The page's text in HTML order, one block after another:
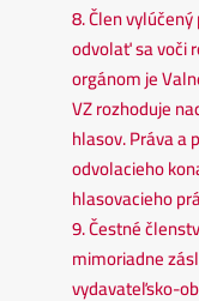
8. Člen
odvolať sa voči
orgánom je
VZ rozhoduje
hlasov. Práva a
odvolacieho
hlasovacieho
9. Čestné
mimoriadne
vydavateľsko-